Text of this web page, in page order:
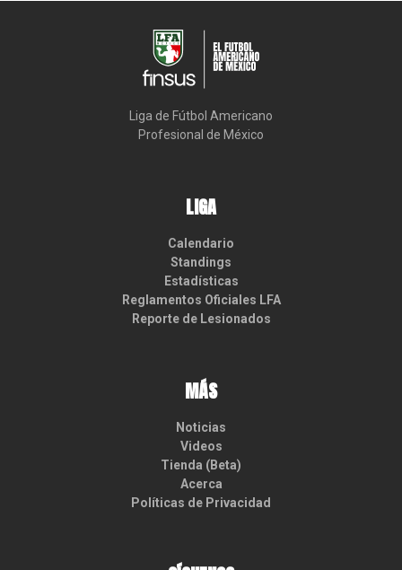
Liga de Fútbol Americano
Profesional de México
LIGA
Calendario
Standings
Estadísticas
Reglamentos Oficiales LFA
Reporte de Lesionados
MÁS
Noticias
Videos
Tienda (Beta)
Acerca
Políticas de Privacidad